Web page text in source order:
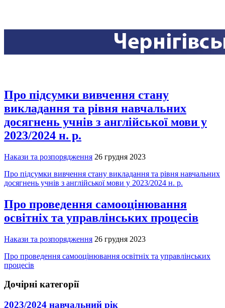
Про підсумки вивчення стану
викладання та рівня навчальних
досягнень учнів з англійської мови у
2023/2024 н. р.
Накази та розпорядження 26 грудня 2023
Про підсумки вивчення стану викладання та рівня навчальних
досягнень учнів з англійської мови у 2023/2024 н. р.
Про проведення самооцінювання
освітніх та управлінських процесів
Накази та розпорядження 26 грудня 2023
Про проведення самооцінювання освітніх та управлінських
процесів
Дочірні категорії
2023/2024 навчальний рік